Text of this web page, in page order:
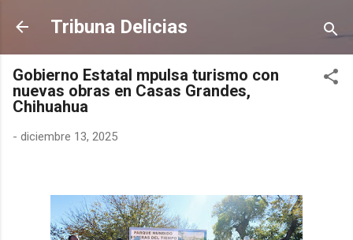
Ir al contenido principal
Tribuna Delicias
Gobierno Estatal mpulsa turismo con
nuevas obras en Casas Grandes,
Chihuahua
- diciembre 13, 2025